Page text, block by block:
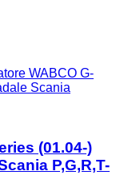
WABCO G-
Scania
(01.04-)
P,G,R,T-